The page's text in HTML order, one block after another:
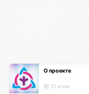
О проекте
21 атом